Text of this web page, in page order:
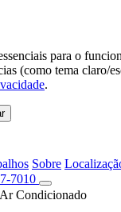
para o
(como tema claro/
.
Sobre
7010
Condicionado